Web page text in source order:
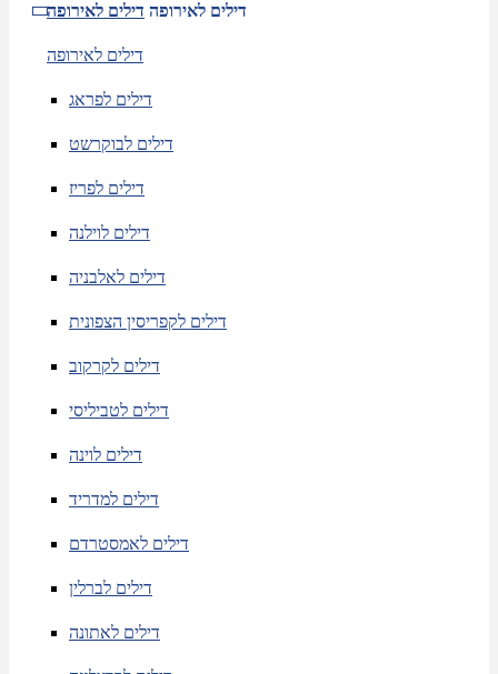
דילים לאירופה דילים לאירופה
דילים לאירופה
דילים לפראג
דילים לבוקרשט
דילים לפריז
דילים לוילנה
דילים לאלבניה
דילים לקפריסין הצפונית
דילים לקרקוב
דילים לטביליסי
דילים לוינה
דילים למדריד
דילים לאמסטרדם
דילים לברלין
דילים לאתונה